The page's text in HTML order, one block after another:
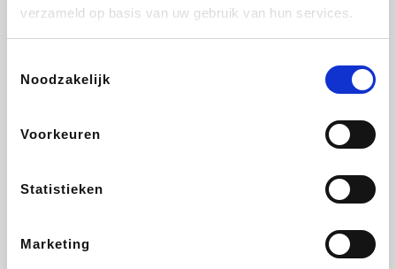
verzameld op basis van uw gebruik van hun services.
Noodzakelijk
Voorkeuren
Statistieken
Marketing
Brussels Airlines
EuroGifts Get Your Guide